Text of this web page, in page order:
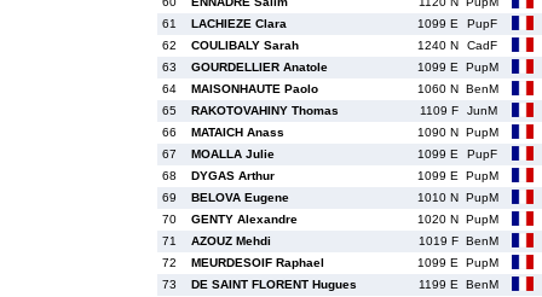
61
LACHIEZE Clara 1099 E
PupF
62
COULIBALY Sarah 1240 N
CadF
63
GOURDELLIER Anatole 1099 E
PupM
64
MAISONHAUTE Paolo 1060 N BenM
65
RAKOTOVAHINY Thomas 1109 F
JunM
66
MATAICH Anass 1090 N PupM
67
MOALLA Julie 1099 E
PupF
68
DYGAS Arthur 1099 E
PupM
69
BELOVA Eugene 1010 N PupM
70
GENTY Alexandre 1020 N PupM
71
AZOUZ Mehdi 1019 F BenM
72
MEURDESOIF Raphael 1099 E
PupM
73
DE SAINT FLORENT Hugues 1199 E
BenM